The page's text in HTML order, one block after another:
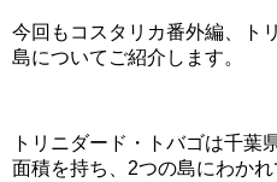
今回もコスタリカ番外編、ト
島についてご紹介します。
トリニダード・トバゴは千葉
面積を持ち、2つの島にわか